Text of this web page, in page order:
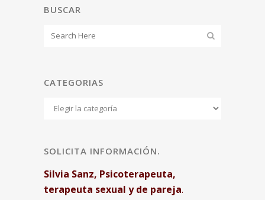
BUSCAR
CATEGORIAS
Categorias
SOLICITA INFORMACIÓN.
Silvia Sanz, Psicoterapeuta,
terapeuta sexual y de pareja.